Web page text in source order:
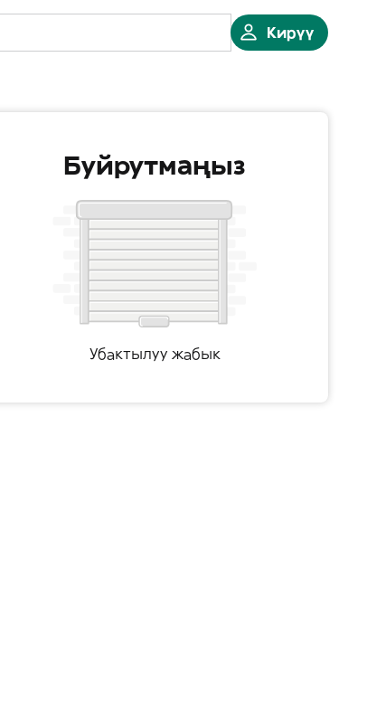
Кирүү
Буйрутмаңыз
Убактылуу жабык